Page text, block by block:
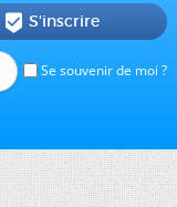
Se souvenir de moi ?
 S'inscrire